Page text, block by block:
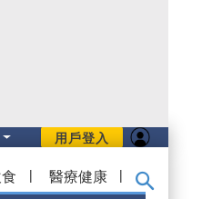
用戶登入
| 醫療健康 |